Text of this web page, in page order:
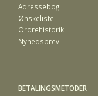
Adressebog
Ønskeliste
Ordrehistorik
Nyhedsbrev
BETALINGSMETODER